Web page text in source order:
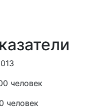
человек
человек